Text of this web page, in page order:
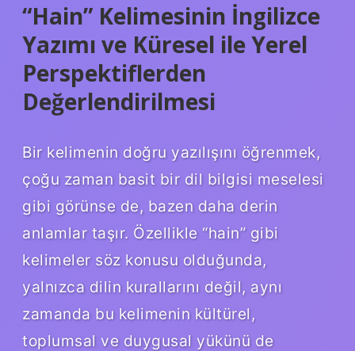
“Hain” Kelimesinin İngilizce
Yazımı ve Küresel ile Yerel
Perspektiflerden
Değerlendirilmesi
Bir kelimenin doğru yazılışını öğrenmek,
çoğu zaman basit bir dil bilgisi meselesi
gibi görünse de, bazen daha derin
anlamlar taşır. Özellikle “hain” gibi
kelimeler söz konusu olduğunda,
yalnızca dilin kurallarını değil, aynı
zamanda bu kelimenin kültürel,
toplumsal ve duygusal yükünü de